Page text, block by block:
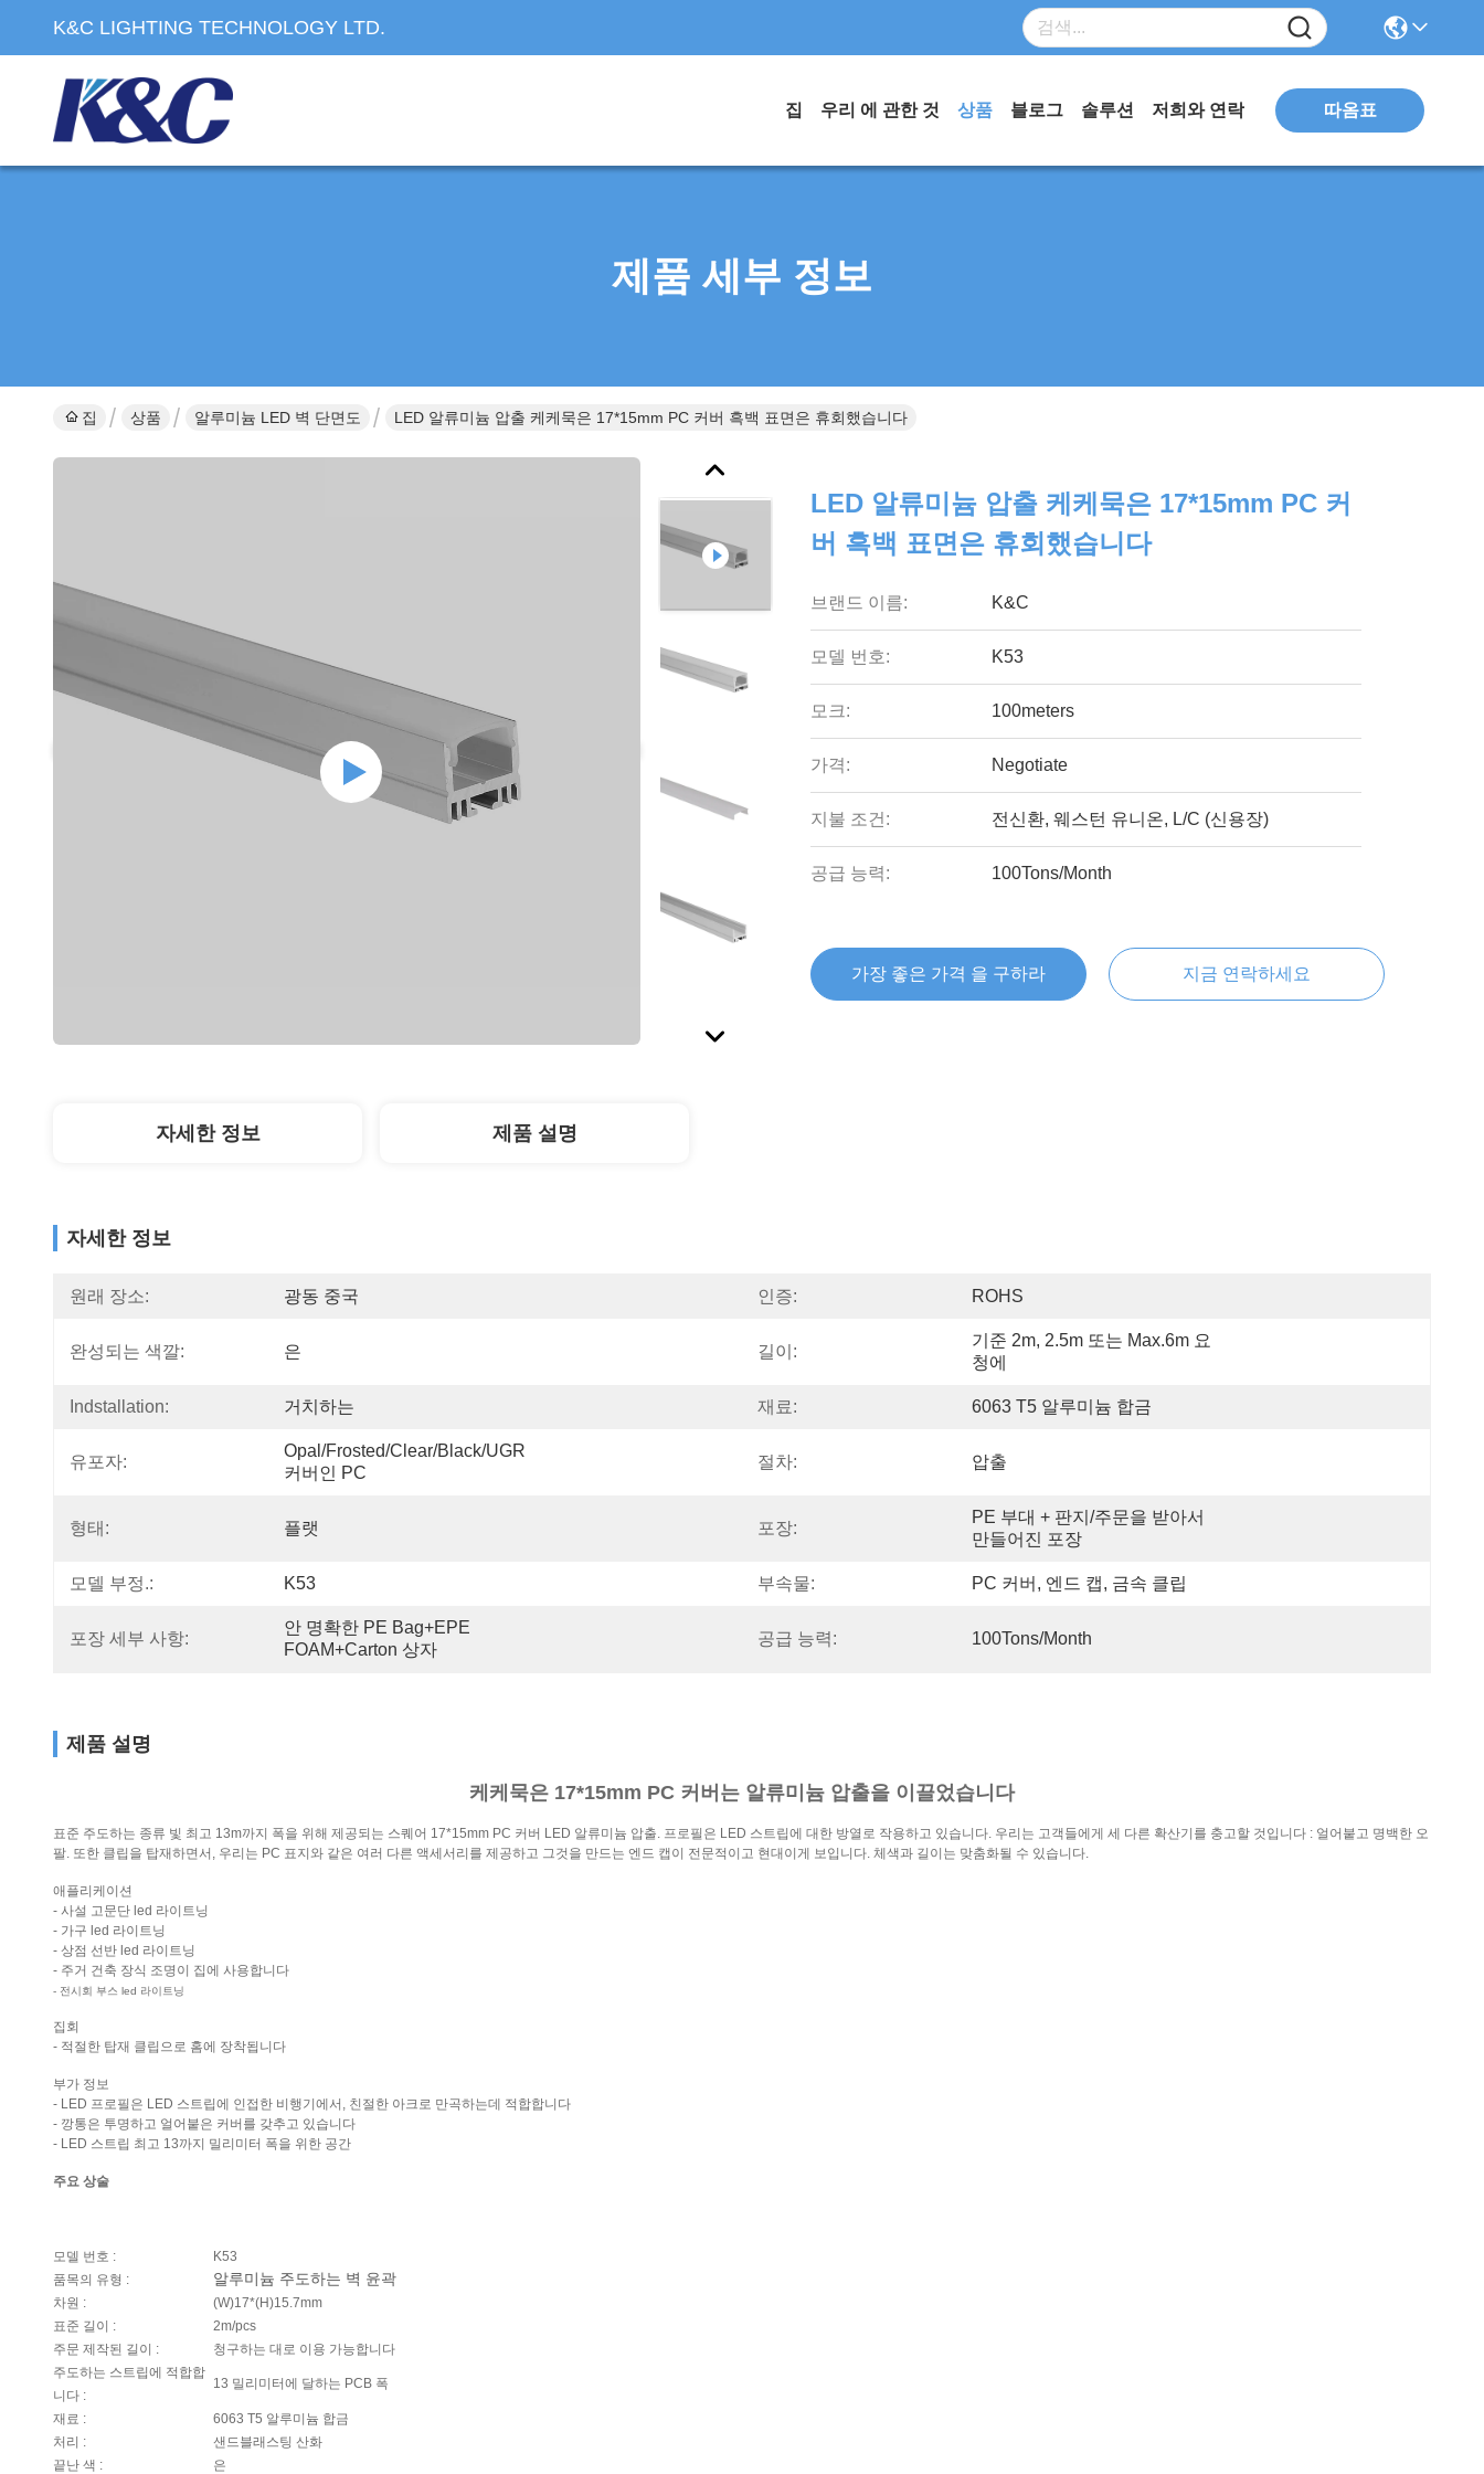
K&C LIGHTING TECHNOLOGY LTD.
집 우리 에 관한 것 상품 블로그 솔루션 저희와 연락 따옴표
제품 세부 정보
집 상품 알루미늄 LED 벽 단면도 LED 알류미늄 압출 케케묵은 17*15mm PC 커버 흑백 표면은 휴회했습니다
LED 알류미늄 압출 케케묵은 17*15mm PC 커
버 흑백 표면은 휴회했습니다
브랜드 이름: K&C
모델 번호: K53
모크: 100meters
가격: Negotiate
지불 조건: 전신환, 웨스턴 유니온, L/C (신용장)
공급 능력: 100Tons/Month
가장 좋은 가격 을 구하라 지금 연락하세요
자세한 정보 제품 설명
자세한 정보
원래 장소: 광동 중국 인증: ROHS
완성되는 색깔: 은 길이:
기준 2m, 2.5m 또는 Max.6m 요
청에
Indstallation: 거치하는 재료: 6063 T5 알루미늄 합금
유포자:
Opal/Frosted/Clear/Black/UGR
커버인 PC
절차: 압출
형태: 플랫 포장:
PE 부대 + 판지/주문을 받아서
만들어진 포장
모델 부정.: K53 부속물: PC 커버, 엔드 캡, 금속 클립
포장 세부 사항:
안 명확한 PE Bag+EPE
FOAM+Carton 상자
공급 능력: 100Tons/Month
제품 설명
케케묵은 17*15mm PC 커버는 알류미늄 압출을 이끌었습니다
표준 주도하는 종류 빛 최고 13m까지 폭을 위해 제공되는 스퀘어 17*15mm PC 커버 LED 알류미늄 압출. 프로필은 LED 스트립에 대한 방열로 작용하고 있습니다. 우리는 고객들에게 세 다른 확산기를 충고할 것입니다 : 얼어붙고 명백한 오
팔. 또한 클립을 탑재하면서, 우리는 PC 표지와 같은 여러 다른 액세서리를 제공하고 그것을 만드는 엔드 캡이 전문적이고 현대이게 보입니다. 체색과 길이는 맞춤화될 수 있습니다.
애플리케이션
- 사설 고문단 led 라이트닝
- 가구 led 라이트닝
- 상점 선반 led 라이트닝
- 주거 건축 장식 조명이 집에 사용합니다
- 전시회 부스 led 라이트닝
집회
- 적절한 탑재 클립으로 홈에 장착됩니다
부가 정보
- LED 프로필은 LED 스트립에 인접한 비행기에서, 친절한 아크로 만곡하는데 적합합니다
- 깡통은 투명하고 얼어붙은 커버를 갖추고 있습니다
- LED 스트립 최고 13까지 밀리미터 폭을 위한 공간
주요 상술
모델 번호 :
K53
품목의 유형 :
알루미늄 주도하는 벽 윤곽
차원 :
(W)17*(H)15.7mm
표준 길이 :
2m/pcs
주문 제작된 길이 :
청구하는 대로 이용 가능합니다
주도하는 스트립에 적합합
니다 :
13 밀리미터에 달하는 PCB 폭
재료 :
6063 T5 알루미늄 합금
처리 :
샌드블래스팅 산화
끝난 색 :
은